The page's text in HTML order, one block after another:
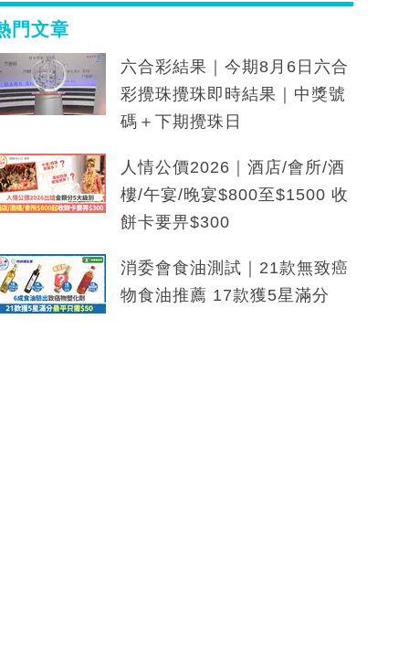
門文章
六合彩結果｜今期8月6日六合
彩攪珠攪珠即時結果｜中獎號
碼＋下期攪珠日
人情公價2026｜酒店/會所/酒
樓/午宴/晚宴$800至$1500 收
餅卡要畀$300
消委會食油測試｜21款無致癌
物食油推薦 17款獲5星滿分